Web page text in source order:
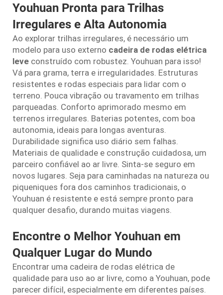
Youhuan Pronta para Trilhas
Irregulares e Alta Autonomia
Ao explorar trilhas irregulares, é necessário um
modelo para uso externo cadeira de rodas elétrica
leve construído com robustez. Youhuan para isso!
Vá para grama, terra e irregularidades. Estruturas
resistentes e rodas especiais para lidar com o
terreno. Pouca vibração ou travamento em trilhas
parqueadas. Conforto aprimorado mesmo em
terrenos irregulares. Baterias potentes, com boa
autonomia, ideais para longas aventuras.
Durabilidade significa uso diário sem falhas.
Materiais de qualidade e construção cuidadosa, um
parceiro confiável ao ar livre. Sinta-se seguro em
novos lugares. Seja para caminhadas na natureza ou
piqueniques fora dos caminhos tradicionais, o
Youhuan é resistente e está sempre pronto para
qualquer desafio, durando muitas viagens.
Encontre o Melhor Youhuan em
Qualquer Lugar do Mundo
Encontrar uma cadeira de rodas elétrica de
qualidade para uso ao ar livre, como a Youhuan, pode
parecer difícil, especialmente em diferentes países.